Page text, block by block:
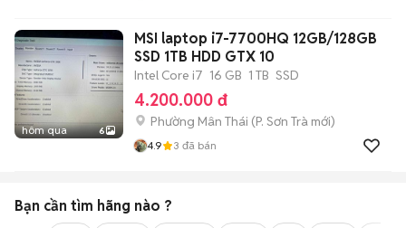
hôm qua 6
MSI laptop i7-7700HQ 12GB/128GB
SSD 1TB HDD GTX 10
Intel Core i7 16 GB 1 TB SSD
4.200.000 đ
Phường Mân Thái (P. Sơn Trà mới)
4.9 3 đã bán
Bạn cần tìm hãng nào ?